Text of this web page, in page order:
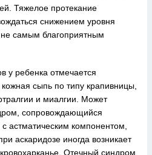
Тяжелое протекание
снижением уровня
самым благоприятным
у ребенка отмечается
сыпь по типу крапивницы,
и миалгии. Может
сопровождающийся
астматическим компонентом,
аскаридозе иногда возникает
Отечный синдром